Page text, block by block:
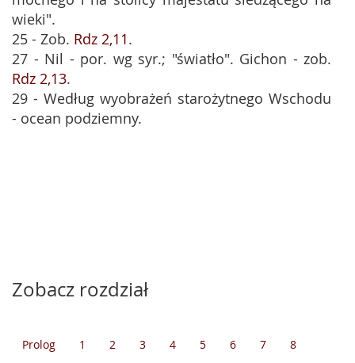
wieki".
25 - Zob. Rdz 2,11.
27 - Nil - por. wg syr.; "światło". Gichon - zob.
Rdz 2,13.
29 - Według wyobrażeń starożytnego Wschodu
- ocean podziemny.
Zobacz rozdział
Prolog 1 2 3 4 5 6 7
8